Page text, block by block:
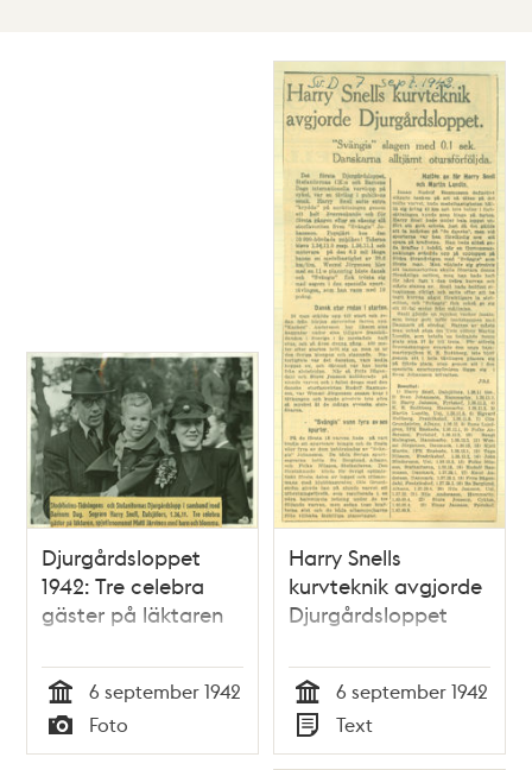
Djurgårdsloppet
1942: Tre celebra
gäster på läktaren
Tid
6 september 1942
Typ
Foto
Harry Snells
kurvteknik avgjorde
Djurgårdsloppet
Tid
6 september 1942
Typ
Text